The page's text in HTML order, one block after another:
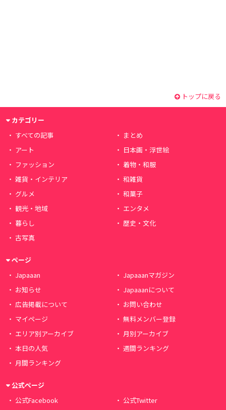
トップに戻る
カテゴリー
すべての記事
まとめ
アート
日本画・浮世絵
ファッション
着物・和服
雑貨・インテリア
和雑貨
グルメ
和菓子
観光・地域
エンタメ
暮らし
歴史・文化
古写真
ページ
Japaaan
Japaaanマガジン
お知らせ
Japaaanについて
広告掲載について
お問い合わせ
マイページ
無料メンバー登録
エリア別アーカイブ
月別アーカイブ
本日の人気
週間ランキング
月間ランキング
公式ページ
公式Facebook
公式Twitter